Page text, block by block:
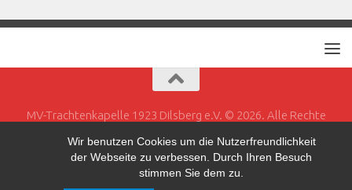
Wir benutzen Cookies um die Nutzerfreundlichkeit
der Webseite zu verbessen. Durch Ihren Besuch
stimmen Sie dem zu.
MV-Trachtenkapelle 1923 Dilsberg e.V. © 2026. Alle Rechte
Powered by - Entworfen mit demHueman-Theme